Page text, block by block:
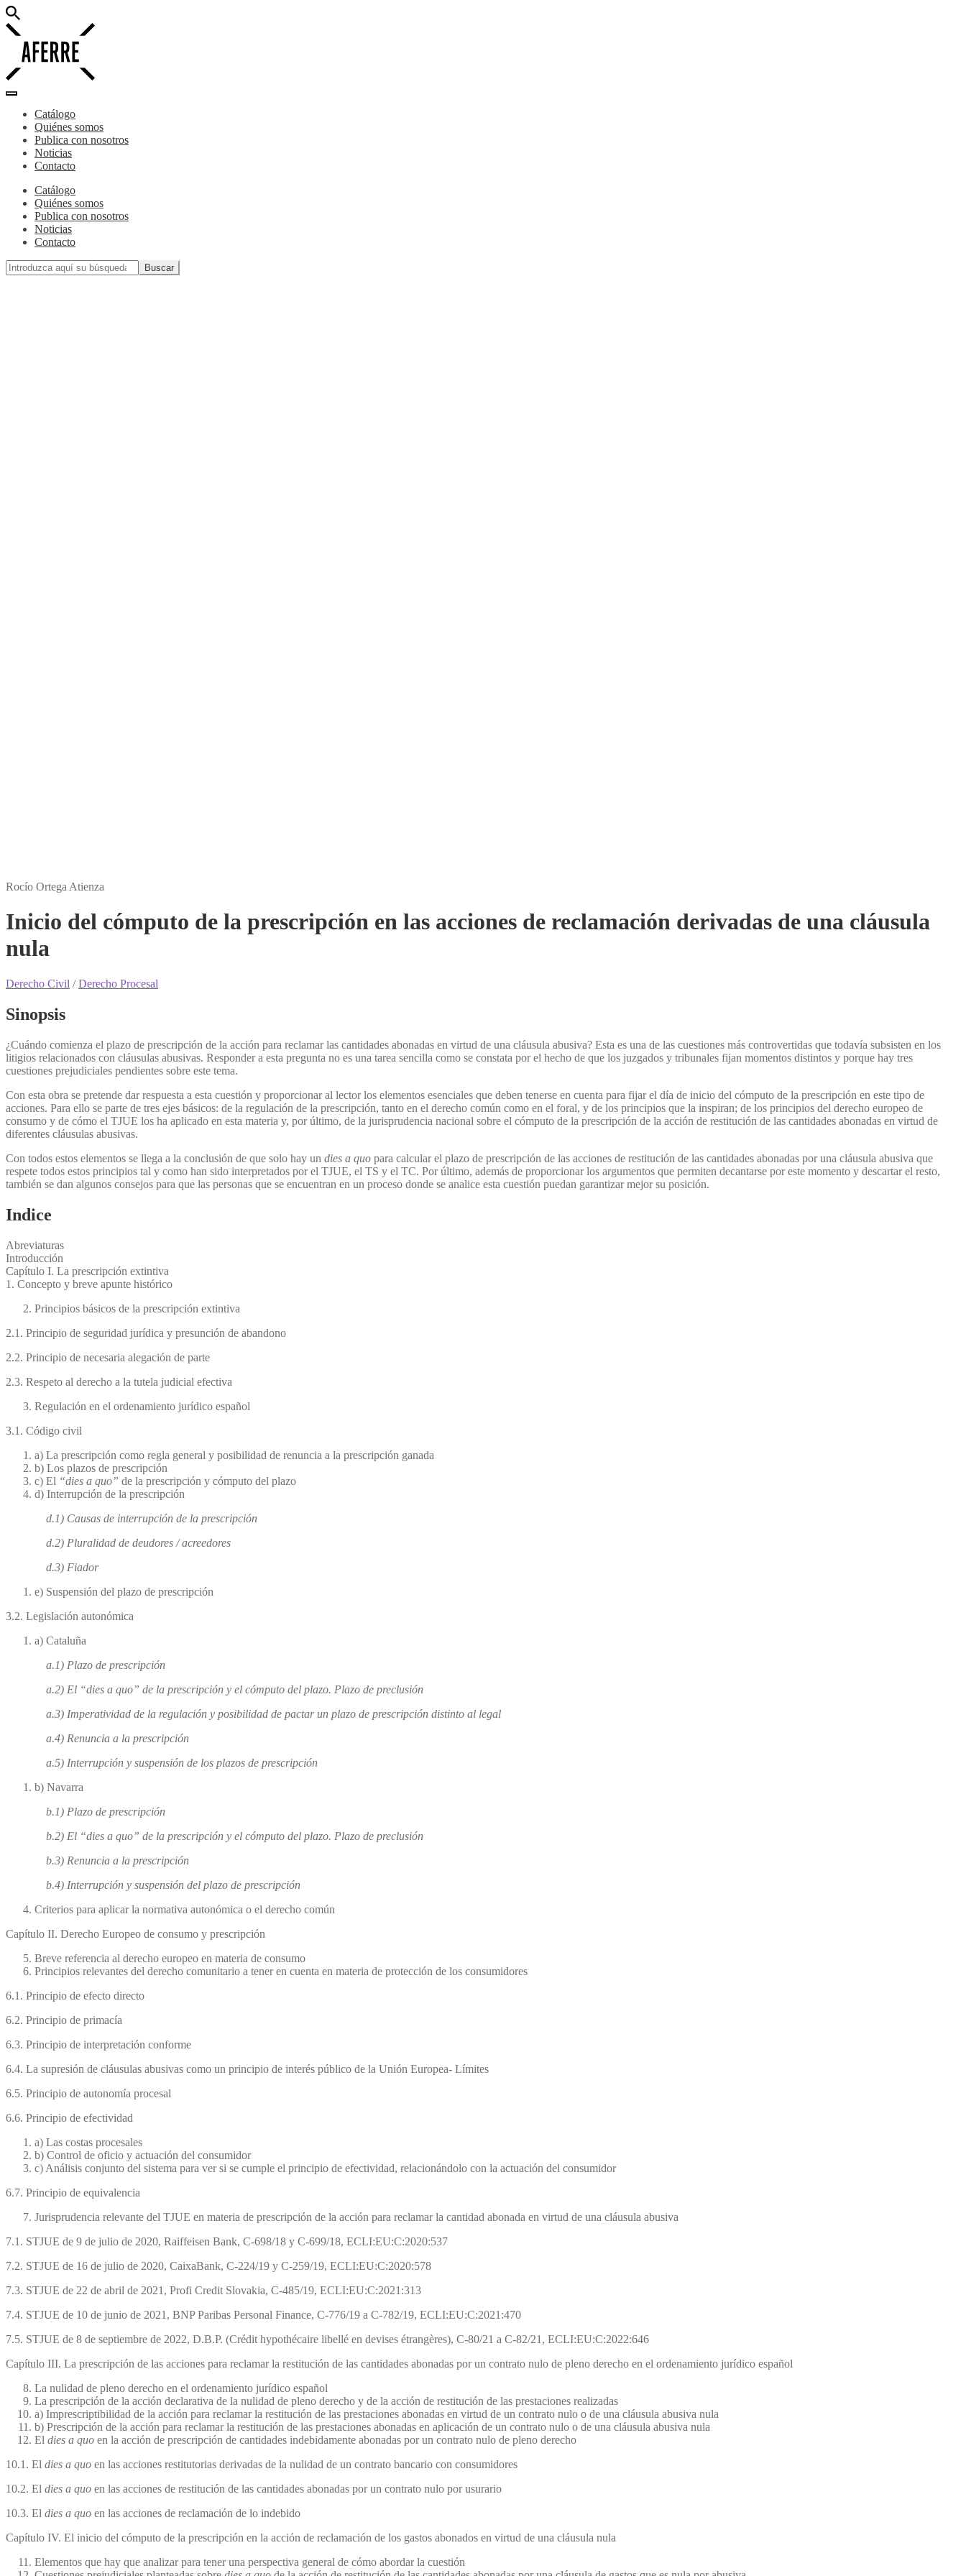
Catálogo
Quiénes somos
Publica con nosotros
Noticias
Contacto
Catálogo
Quiénes somos
Publica con nosotros
Noticias
Contacto
Rocío Ortega Atienza
Inicio del cómputo de la prescripción en las acciones de reclamación derivadas de una cláusula
nula
Derecho Civil /Derecho Procesal
Sinopsis
¿Cuándo comienza el plazo de prescripción de la acción para reclamar las cantidades abonadas en virtud de una cláusula abusiva? Esta es una de las cuestiones más controvertidas que todavía subsisten en los
litigios relacionados con cláusulas abusivas. Responder a esta pregunta no es una tarea sencilla como se constata por el hecho de que los juzgados y tribunales fijan momentos distintos y porque hay tres
cuestiones prejudiciales pendientes sobre este tema.
Con esta obra se pretende dar respuesta a esta cuestión y proporcionar al lector los elementos esenciales que deben tenerse en cuenta para fijar el día de inicio del cómputo de la prescripción en este tipo de
acciones. Para ello se parte de tres ejes básicos: de la regulación de la prescripción, tanto en el derecho común como en el foral, y de los principios que la inspiran; de los principios del derecho europeo de
consumo y de cómo el TJUE los ha aplicado en esta materia y, por último, de la jurisprudencia nacional sobre el cómputo de la prescripción de la acción de restitución de las cantidades abonadas en virtud de
diferentes cláusulas abusivas.
Con todos estos elementos se llega a la conclusión de que solo hay un dies a quo para calcular el plazo de prescripción de las acciones de restitución de las cantidades abonadas por una cláusula abusiva que
respete todos estos principios tal y como han sido interpretados por el TJUE, el TS y el TC. Por último, además de proporcionar los argumentos que permiten decantarse por este momento y descartar el resto,
también se dan algunos consejos para que las personas que se encuentran en un proceso donde se analice esta cuestión puedan garantizar mejor su posición.
Indice
Abreviaturas
Introducción
Capítulo I. La prescripción extintiva
1. Concepto y breve apunte histórico
Principios básicos de la prescripción extintiva
2.1. Principio de seguridad jurídica y presunción de abandono
2.2. Principio de necesaria alegación de parte
2.3. Respeto al derecho a la tutela judicial efectiva
Regulación en el ordenamiento jurídico español
3.1. Código civil
a) La prescripción como regla general y posibilidad de renuncia a la prescripción ganada
b) Los plazos de prescripción
c) El “dies a quo” de la prescripción y cómputo del plazo
d) Interrupción de la prescripción
d.1) Causas de interrupción de la prescripción
d.2) Pluralidad de deudores / acreedores
d.3) Fiador
e) Suspensión del plazo de prescripción
3.2. Legislación autonómica
a) Cataluña
a.1) Plazo de prescripción
a.2) El “dies a quo” de la prescripción y el cómputo del plazo. Plazo de preclusión
a.3) Imperatividad de la regulación y posibilidad de pactar un plazo de prescripción distinto al legal
a.4) Renuncia a la prescripción
a.5) Interrupción y suspensión de los plazos de prescripción
b) Navarra
b.1) Plazo de prescripción
b.2) El “dies a quo” de la prescripción y el cómputo del plazo. Plazo de preclusión
b.3) Renuncia a la prescripción
b.4) Interrupción y suspensión del plazo de prescripción
Criterios para aplicar la normativa autonómica o el derecho común
Capítulo II. Derecho Europeo de consumo y prescripción
Breve referencia al derecho europeo en materia de consumo
Principios relevantes del derecho comunitario a tener en cuenta en materia de protección de los consumidores
6.1. Principio de efecto directo
6.2. Principio de primacía
6.3. Principio de interpretación conforme
6.4. La supresión de cláusulas abusivas como un principio de interés público de la Unión Europea- Límites
6.5. Principio de autonomía procesal
6.6. Principio de efectividad
a) Las costas procesales
b) Control de oficio y actuación del consumidor
c) Análisis conjunto del sistema para ver si se cumple el principio de efectividad, relacionándolo con la actuación del consumidor
6.7. Principio de equivalencia
Jurisprudencia relevante del TJUE en materia de prescripción de la acción para reclamar la cantidad abonada en virtud de una cláusula abusiva
7.1. STJUE de 9 de julio de 2020, Raiffeisen Bank, C-698/18 y C-699/18, ECLI:EU:C:2020:537
7.2. STJUE de 16 de julio de 2020, CaixaBank, C-224/19 y C-259/19, ECLI:EU:C:2020:578
7.3. STJUE de 22 de abril de 2021, Profi Credit Slovakia, C-485/19, ECLI:EU:C:2021:313
7.4. STJUE de 10 de junio de 2021, BNP Paribas Personal Finance, C-776/19 a C-782/19, ECLI:EU:C:2021:470
7.5. STJUE de 8 de septiembre de 2022, D.B.P. (Crédit hypothécaire libellé en devises étrangères), C-80/21 a C-82/21, ECLI:EU:C:2022:646
Capítulo III. La prescripción de las acciones para reclamar la restitución de las cantidades abonadas por un contrato nulo de pleno derecho en el ordenamiento jurídico español
La nulidad de pleno derecho en el ordenamiento jurídico español
La prescripción de la acción declarativa de la nulidad de pleno derecho y de la acción de restitución de las prestaciones realizadas
a) Imprescriptibilidad de la acción para reclamar la restitución de las prestaciones abonadas en virtud de un contrato nulo o de una cláusula abusiva nula
b) Prescripción de la acción para reclamar la restitución de las prestaciones abonadas en aplicación de un contrato nulo o de una cláusula abusiva nula
El dies a quo en la acción de prescripción de cantidades indebidamente abonadas por un contrato nulo de pleno derecho
10.1. El dies a quo en las acciones restitutorias derivadas de la nulidad de un contrato bancario con consumidores
10.2. El dies a quo en las acciones de restitución de las cantidades abonadas por un contrato nulo por usurario
10.3. El dies a quo en las acciones de reclamación de lo indebido
Capítulo IV. El inicio del cómputo de la prescripción en la acción de reclamación de los gastos abonados en virtud de una cláusula nula
Elementos que hay que analizar para tener una perspectiva general de cómo abordar la cuestión